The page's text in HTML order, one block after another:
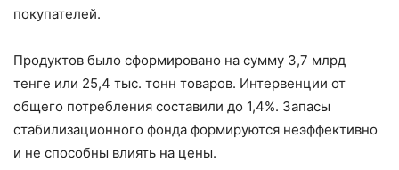
покупателей.
Продуктов было сформировано на сумму 3,7 млрд
тенге или 25,4 тыс. тонн товаров. Интервенции от
общего потребления составили до 1,4%. Запасы
стабилизационного фонда формируются неэффективно
и не способны влиять на цены.